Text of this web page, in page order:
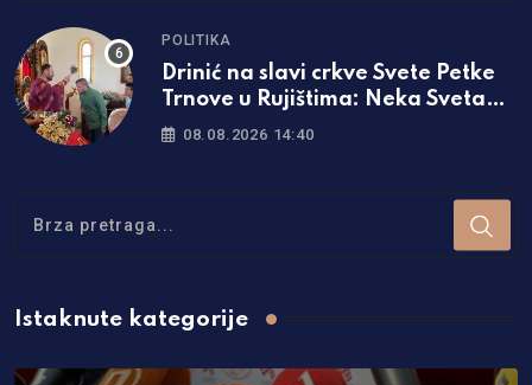
POLITIKA
Drinić na slavi crkve Svete Petke
Trnove u Rujištima: Neka Sveta
Petka svima podari zdravlje i mir
08.08.2026 14:40
Istaknute kategorije